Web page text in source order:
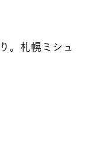
。札幌ミシュ